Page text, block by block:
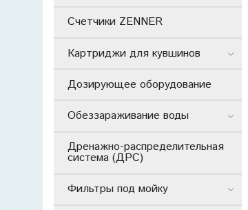
Счетчики ZENNER
Картриджи для кувшинов
Дозирующее оборудование
Обеззараживание воды
Дренажно-распределительная
система (ДРС)
Фильтры под мойку